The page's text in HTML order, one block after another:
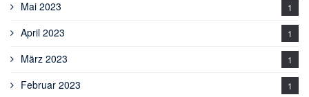
Mai 2023 1
April 2023 1
März 2023 1
Februar 2023 1